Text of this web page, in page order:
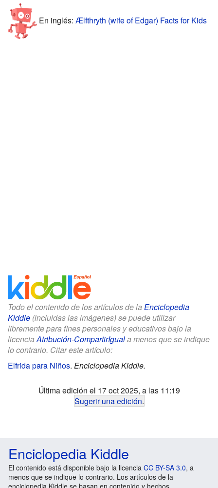
En inglés: Ælfthryth (wife of Edgar) Facts for Kids
Todo el contenido de los artículos de la Enciclopedia
Kiddle (incluidas las imágenes) se puede utilizar
libremente para fines personales y educativos bajo la
licenciaAtribución-CompartirIguala menos que se indique
lo contrario. Citar este artículo:
Elfrida para Niños. Enciclopedia Kiddle.
Última edición el 17 oct 2025, a las 11:19
Sugerir una edición.
Enciclopedia Kiddle
El contenido está disponible bajo la licencia CC BY-SA 3.0, a
menos que se indique lo contrario. Los artículos de la
enciclopedia Kiddle se basan en contenido y hechos